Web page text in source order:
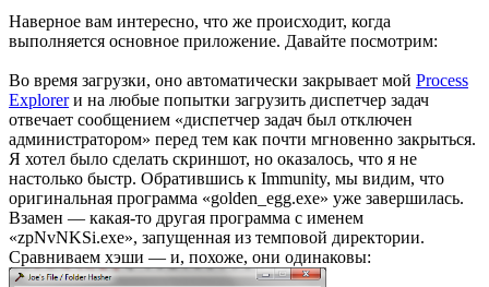
Наверное вам интересно, что же происходит, когда
выполняется основное приложение. Давайте посмотрим:
Во время загрузки, оно автоматически закрывает мой Process
Explorerи на любые попытки загрузить диспетчер задач
отвечает сообщением «диспетчер задач был отключен
администратором» перед тем как почти мгновенно закрыться.
Я хотел было сделать скриншот, но оказалось, что я не
настолько быстр. Обратившись к Immunity, мы видим, что
оригинальная программа «golden_egg.exe» уже завершилась.
Взамен — какая-то другая программа с именем
«zpNvNKSi.exe», запущенная из темповой директории.
Сравниваем хэши — и, похоже, они одинаковы: